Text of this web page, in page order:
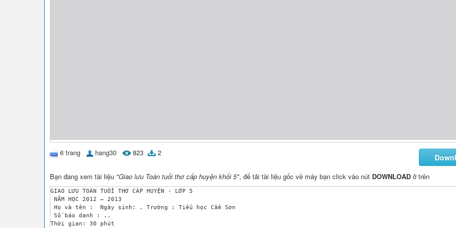
6 trang hang30 823 2
Bạn đang xem tài liệu "Giao lưu Toán tuổi thơ cấp huyện khối 5", để tải tài liệu gốc về máy bạn click vào nút DOWNLOAD ở trên
GIAO LƯU TOÁN TUỔI THƠ CẤP HUYỆN - LỚP 5
NĂM HỌC 2012 – 2013
Họ và tên :  Ngày sinh: . Trường : Tiểu học Cẩm Sơn
Số báo danh : ..
Thời gian: 30 phút